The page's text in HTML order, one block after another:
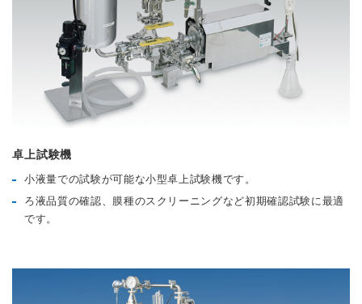
卓上試験機
小液量での試験が可能な小型卓上試験機です。
ろ液品質の確認、膜種のスクリーニングなど初期確認試験に最適
です。